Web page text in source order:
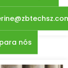
nós